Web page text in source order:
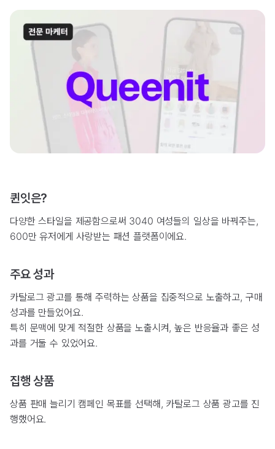
퀸잇은?
다양한 스타일을 제공함으로써 3040 여성들의 일상을 바꿔주는,
600만 유저에게 사랑받는 패션 플랫폼이에요.
주요 성과
카탈로그 광고를 통해 주력하는 상품을 집중적으로 노출하고, 구매
성과를 만들었어요.
특히 문맥에 맞게 적절한 상품을 노출시켜, 높은 반응율과 좋은 성
과를 거둘 수 있었어요.
집행 상품
상품 판매 늘리기 캠페인 목표를 선택해, 카탈로그 상품 광고를 진
행했어요.